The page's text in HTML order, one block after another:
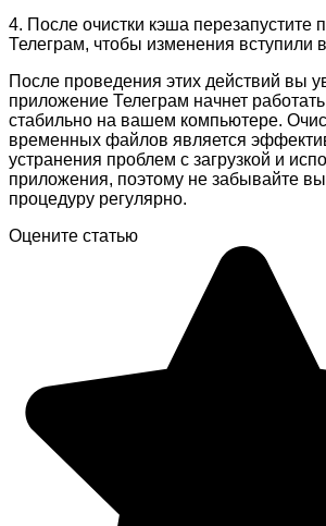
4. После очистки кэша перезапустите
Телеграм, чтобы изменения вступили
После проведения этих действий вы
приложение Телеграм начнет
стабильно на вашем компьютере.
временных файлов является
устранения проблем с загрузкой и
приложения, поэтому не забывайте
процедуру регулярно.
Оцените статью